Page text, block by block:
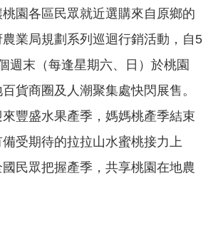
園各區民眾就近選購來自原鄉的
業局規劃系列巡迴行銷活動，自5
週末（每逢星期六、日）於桃園
貨商圈及人潮聚集處快閃展售。
豐盛水果產季，媽媽桃產季結束
受期待的拉拉山水蜜桃接力上
民眾把握產季，共享桃園在地農